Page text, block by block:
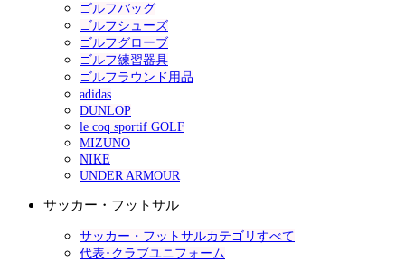
ゴルフバッグ
ゴルフシューズ
ゴルフグローブ
ゴルフ練習器具
ゴルフラウンド用品
adidas
DUNLOP
le coq sportif GOLF
MIZUNO
NIKE
UNDER ARMOUR
サッカー・フットサル
サッカー・フットサルカテゴリすべて
代表･クラブユニフォーム